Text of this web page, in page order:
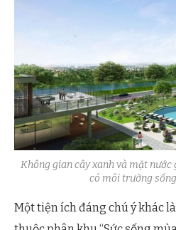
Không gian cây xanh và mặt
có môi trường
Một tiện ích đáng chú ý khác